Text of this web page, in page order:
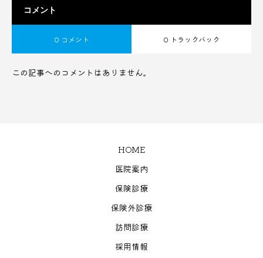
コメント
0 コメント 0 トラックバック
この記事へのコメントはありません。
HOME
医院案内
保険診療
保険外診療
訪問診療
採用情報